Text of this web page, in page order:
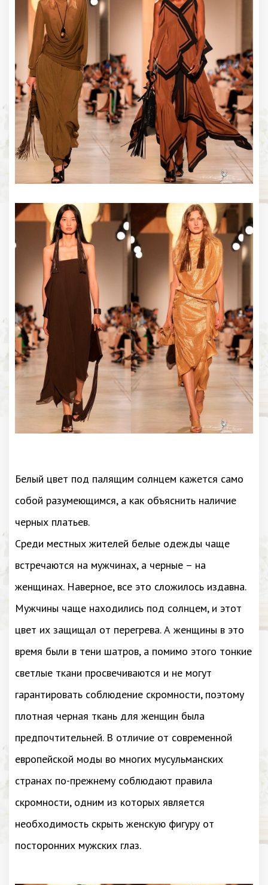
Белый цвет под палящим солнцем кажется само
собой разумеющимся, а как объяснить наличие
черных платьев.
Среди местных жителей белые одежды чаще
встречаются на мужчинах, а черные – на
женщинах. Наверное, все это сложилось издавна.
Мужчины чаще находились под солнцем, и этот
цвет их защищал от перегрева. А женщины в это
время были в тени шатров, а помимо этого тонкие
светлые ткани просвечиваются и не могут
гарантировать соблюдение скромности, поэтому
плотная черная ткань для женщин была
предпочтительней. В отличие от современной
европейской моды во многих мусульманских
странах по-прежнему соблюдают правила
скромности, одним из которых является
необходимость скрыть женскую фигуру от
посторонних мужских глаз.